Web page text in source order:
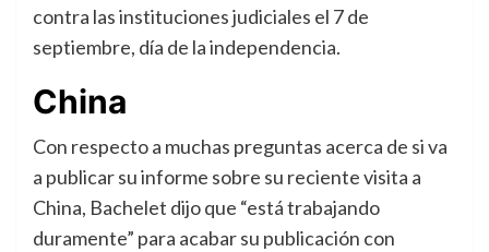
contra las instituciones judiciales el 7 de
septiembre, día de la independencia.
China
Con respecto a muchas preguntas acerca de si va
a publicar su informe sobre su reciente visita a
China, Bachelet dijo que “está trabajando
duramente” para acabar su publicación con